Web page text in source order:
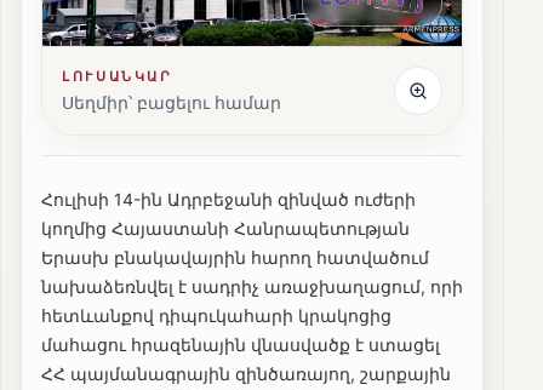
ԼՈՒՍԱՆԿԱՐ
Սեղմիր՝ բացելու համար
Հուլիսի 14-ին Ադրբեջանի զինված ուժերի
կողմից Հայաստանի Հանրապետության
Երասխ բնակավայրին հարող հատվածում
նախաձեռնվել է սադրիչ առաջխաղացում, որի
հետևանքով դիպուկահարի կրակոցից
մահացու հրազենային վնասվածք է ստացել
ՀՀ պայմանագրային զինծառայող, շարքային